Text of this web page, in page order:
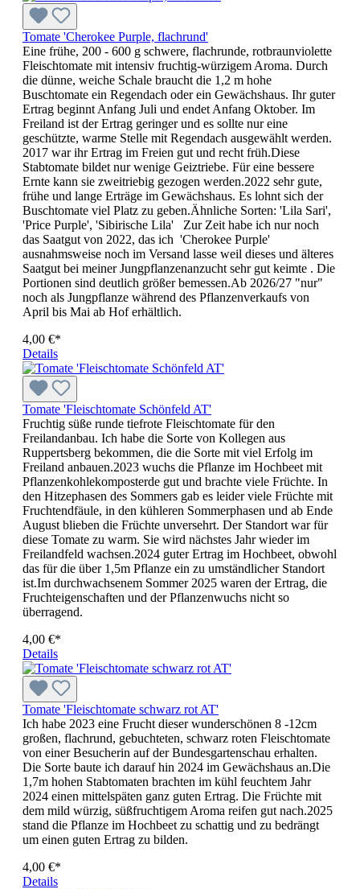
Tomate 'Cherokee Purple, flachrund'
Eine frühe, 200 - 600 g schwere, flachrunde, rotbraunviolette
Fleisch­­tomate mit intensiv fruch­tig-würzigem Aroma. Durch
die dünne, weiche Schale braucht die 1,2 m hohe
Buschtomate ein Regendach oder ein Gewächshaus. Ihr guter
Ertrag beginnt Anfang Juli und endet Anfang Oktober. Im
Freiland ist der Ertrag geringer und es sollte nur eine
geschützte, warme Stelle mit Regendach ausgewählt werden.
2017 war ihr Ertrag im Freien gut und recht früh.Diese
Stabtomate bildet nur wenige Geiztriebe. Für eine bessere
Ernte kann sie zweitriebig gezogen werden.2022 sehr gute,
frühe und lange Erträge im Gewächshaus. Es lohnt sich der
Buschtomate viel Platz zu geben.Ähnliche Sorten: 'Lila Sari',
'Price Purple', 'Sibirische Lila' Zur Zeit habe ich nur noch
das Saatgut von 2022, das ich 'Cherokee Purple'
ausnahmsweise noch im Versand lasse weil dieses und älteres
Saatgut bei meiner Jungpflanzenanzucht sehr gut keimte . Die
Portionen sind deutlich größer bemessen.Ab 2026/27 "nur"
noch als Jungpflanze während des Pflanzenverkaufs von
April bis Mai ab Hof erhältlich.
4,00 €*
Details
Tomate 'Fleischtomate Schönfeld AT'
Fruchtig süße runde tiefrote Fleischtomate für den
Freilandanbau. Ich habe die Sorte von Kollegen aus
Ruppertsberg bekommen, die die Sorte mit viel Erfolg im
Freiland anbauen.2023 wuchs die Pflanze im Hochbeet mit
Pflanzenkohlekomposterde gut und brachte viele Früchte. In
den Hitzephasen des Sommers gab es leider viele Früchte mit
Fruchtendfäule, in den kühleren Sommerphasen und ab Ende
August blieben die Früchte unversehrt. Der Standort war für
diese Tomate zu warm. Sie wird nächstes Jahr wieder im
Freilandfeld wachsen.2024 guter Ertrag im Hochbeet, obwohl
das für die über 1,5m Pflanze ein zu umständlicher Standort
ist.Im durchwachsenem Sommer 2025 waren der Ertrag, die
Fruchteigenschaften und der Pflanzenwuchs nicht so
überragend.
4,00 €*
Details
Tomate 'Fleischtomate schwarz rot AT'
Ich habe 2023 eine Frucht dieser wunderschönen 8 -12cm
großen, flachrund, gebuchteten, schwarz roten Fleischtomate
von einer Besucherin auf der Bundesgartenschau erhalten.
Die Sorte baute ich darauf hin 2024 im Gewächshaus an.Die
1,7m hohen Stabtomaten brachten im kühl feuchtem Jahr
2024 einen mittelspäten ganz guten Ertrag. Die Früchte mit
dem mild würzig, süßfruchtigem Aroma reifen gut nach.2025
stand die Pflanze im Hochbeet zu schattig und zu bedrängt
um einen guten Ertrag zu bilden.
4,00 €*
Details